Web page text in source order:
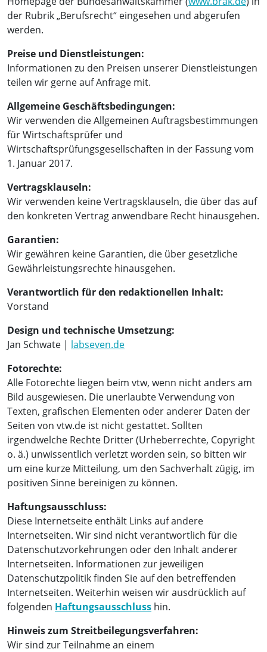
der Rubrik „Berufsrecht“ eingesehen und abgerufen
werden.
Preise und Dienstleistungen:
Informationen zu den Preisen unserer Dienstleistungen
teilen wir gerne auf Anfrage mit.
Allgemeine Geschäftsbedingungen:
Wir verwenden die Allgemeinen Auftragsbestimmungen
für Wirtschaftsprüfer und
Wirtschaftsprüfungsgesellschaften in der Fassung vom
1. Januar 2017.
Vertragsklauseln:
Wir verwenden keine Vertragsklauseln, die über das auf
den konkreten Vertrag anwendbare Recht hinausgehen.
Garantien:
Wir gewähren keine Garantien, die über gesetzliche
Gewährleistungsrechte hinausgehen.
Verantwortlich für den redaktionellen Inhalt:
Vorstand
Design und technische Umsetzung:
Jan Schwate | labseven.de
Fotorechte:
Alle Fotorechte liegen beim vtw, wenn nicht anders am
Bild ausgewiesen. Die unerlaubte Verwendung von
Texten, grafischen Elementen oder anderer Daten der
Seiten von vtw.de ist nicht gestattet. Sollten
irgendwelche Rechte Dritter (Urheberrechte, Copyright
o. ä.) unwissentlich verletzt worden sein, so bitten wir
um eine kurze Mitteilung, um den Sachverhalt zügig, im
positiven Sinne bereinigen zu können.
Haftungsausschluss:
Diese Internetseite enthält Links auf andere
Internetseiten. Wir sind nicht verantwortlich für die
Datenschutzvorkehrungen oder den Inhalt anderer
Internetseiten. Informationen zur jeweiligen
Datenschutzpolitik finden Sie auf den betreffenden
Internetseiten. Weiterhin weisen wir ausdrücklich auf
folgenden Haftungsausschluss hin.
Hinweis zum Streitbeilegungsverfahren:
Wir sind zur Teilnahme an einem